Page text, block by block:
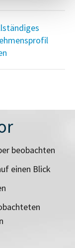
beobachten
einen Blick